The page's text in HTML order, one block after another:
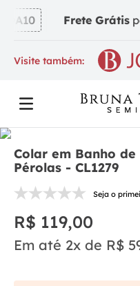
Frete Grátis
Visite também:
Colar em Banho
Pérolas - CL1279
Seja o
R$ 119,00
Em até 2x de R$